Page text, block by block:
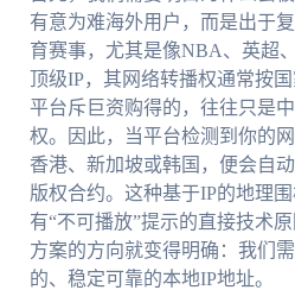
有意为难海外用户，而是出于
育赛事，尤其是像NBA、英超
顶级IP，其网络转播权通常按
平台斥巨资购得的，往往只是
权。因此，当平台检测到你的
香港、新加坡或韩国，便会自
版权合约。这种基于IP的地理
有“不可播放”提示的直接技术
方案的方向就变得明确：我们
的、稳定可靠的本地IP地址。